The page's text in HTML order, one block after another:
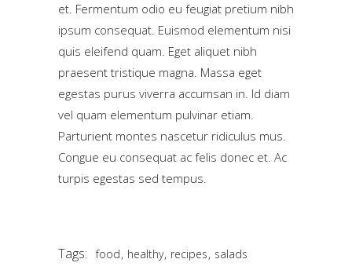
et. Fermentum odio eu feugiat pretium nibh
ipsum consequat. Euismod elementum nisi
quis eleifend quam. Eget aliquet nibh
praesent tristique magna. Massa eget
egestas purus viverra accumsan in. Id diam
vel quam elementum pulvinar etiam.
Parturient montes nascetur ridiculus mus.
Congue eu consequat ac felis donec et. Ac
turpis egestas sed tempus.
Tags: food, healthy, recipes, salads